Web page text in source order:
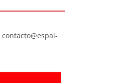
contacto@espai-